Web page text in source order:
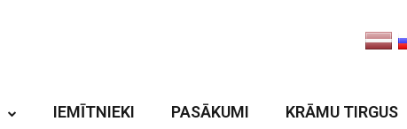
IEMĪTNIEKI PASĀKUMI KRĀMU TIRGUS